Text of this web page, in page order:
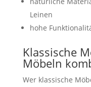
Leinen
hohe
Klassische
Möbeln
Wer klassische